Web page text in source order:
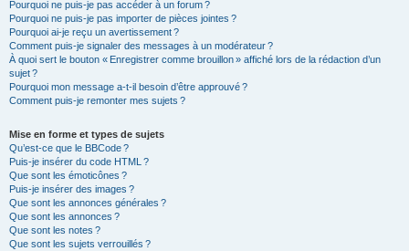
Pourquoi ne puis-je pas accéder à un forum ?
Pourquoi ne puis-je pas importer de pièces jointes ?
Pourquoi ai-je reçu un avertissement ?
Comment puis-je signaler des messages à un modérateur ?
À quoi sert le bouton « Enregistrer comme brouillon » affiché lors de la rédaction d’un
sujet ?
Pourquoi mon message a-t-il besoin d’être approuvé ?
Comment puis-je remonter mes sujets ?
Mise en forme et types de sujets
Qu’est-ce que le BBCode ?
Puis-je insérer du code HTML ?
Que sont les émoticônes ?
Puis-je insérer des images ?
Que sont les annonces générales ?
Que sont les annonces ?
Que sont les notes ?
Que sont les sujets verrouillés ?